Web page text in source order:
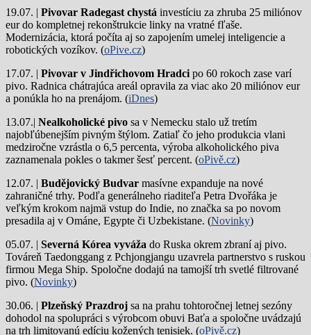
19.07. | Pivovar Radegast chystá investíciu za zhruba 25 miliónov
eur do kompletnej rekonštrukcie linky na vratné fľaše.
Modernizácia, ktorá počíta aj so zapojením umelej inteligencie a
robotických vozíkov. (oPive.cz)
17.07. | Pivovar v Jindřichovom Hradci po 60 rokoch zase varí
pivo. Radnica chátrajúca areál opravila za viac ako 20 miliónov eur
a ponúkla ho na prenájom. (iDnes)
13.07.| Nealkoholické pivo sa v Nemecku stalo už tretím
najobľúbenejším pivným štýlom. Zatiaľ čo jeho produkcia vlani
medziročne vzrástla o 6,5 percenta, výroba alkoholického piva
zaznamenala pokles o takmer šesť percent. (oPivě.cz)
12.07. | Budějovický Budvar masívne expanduje na nové
zahraničné trhy. Podľa generálneho riaditeľa Petra Dvořáka je
veľkým krokom najmä vstup do Indie, no značka sa po novom
presadila aj v Ománe, Egypte či Uzbekistane. (Novinky)
05.07. | Severná Kórea vyváža do Ruska okrem zbraní aj pivo.
Továreň Taedonggang z Pchjongjangu uzavrela partnerstvo s ruskou
firmou Mega Ship. Spoločne dodajú na tamojší trh svetlé filtrované
pivo. (Novinky)
30.06. | Plzeňský Prazdroj sa na prahu tohtoročnej letnej sezóny
dohodol na spolupráci s výrobcom obuvi Baťa a spoločne uvádzajú
na trh limitovanú edíciu kožených tenisiek. (oPivě.cz)